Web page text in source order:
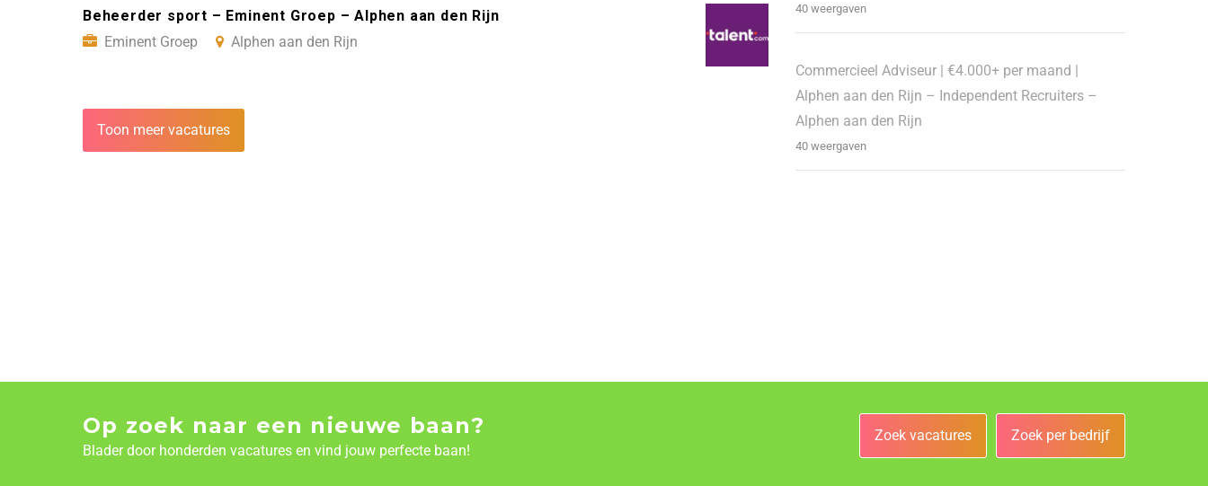
Beheerder sport – Eminent Groep – Alphen aan den Rijn
Eminent Groep
Alphen aan den Rijn
Toon meer vacatures
40 weergaven
Commercieel Adviseur | €4.000+ per maand |
Alphen aan den Rijn – Independent Recruiters –
Alphen aan den Rijn
40 weergaven
Op zoek naar een nieuwe baan?
Blader door honderden vacatures en vind jouw perfecte baan!
Zoek vacatures Zoek per bedrijf